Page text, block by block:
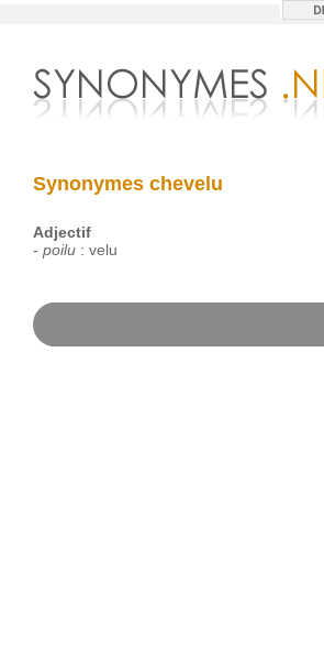
Synonymes chevelu
Adjectif
- poilu: velu